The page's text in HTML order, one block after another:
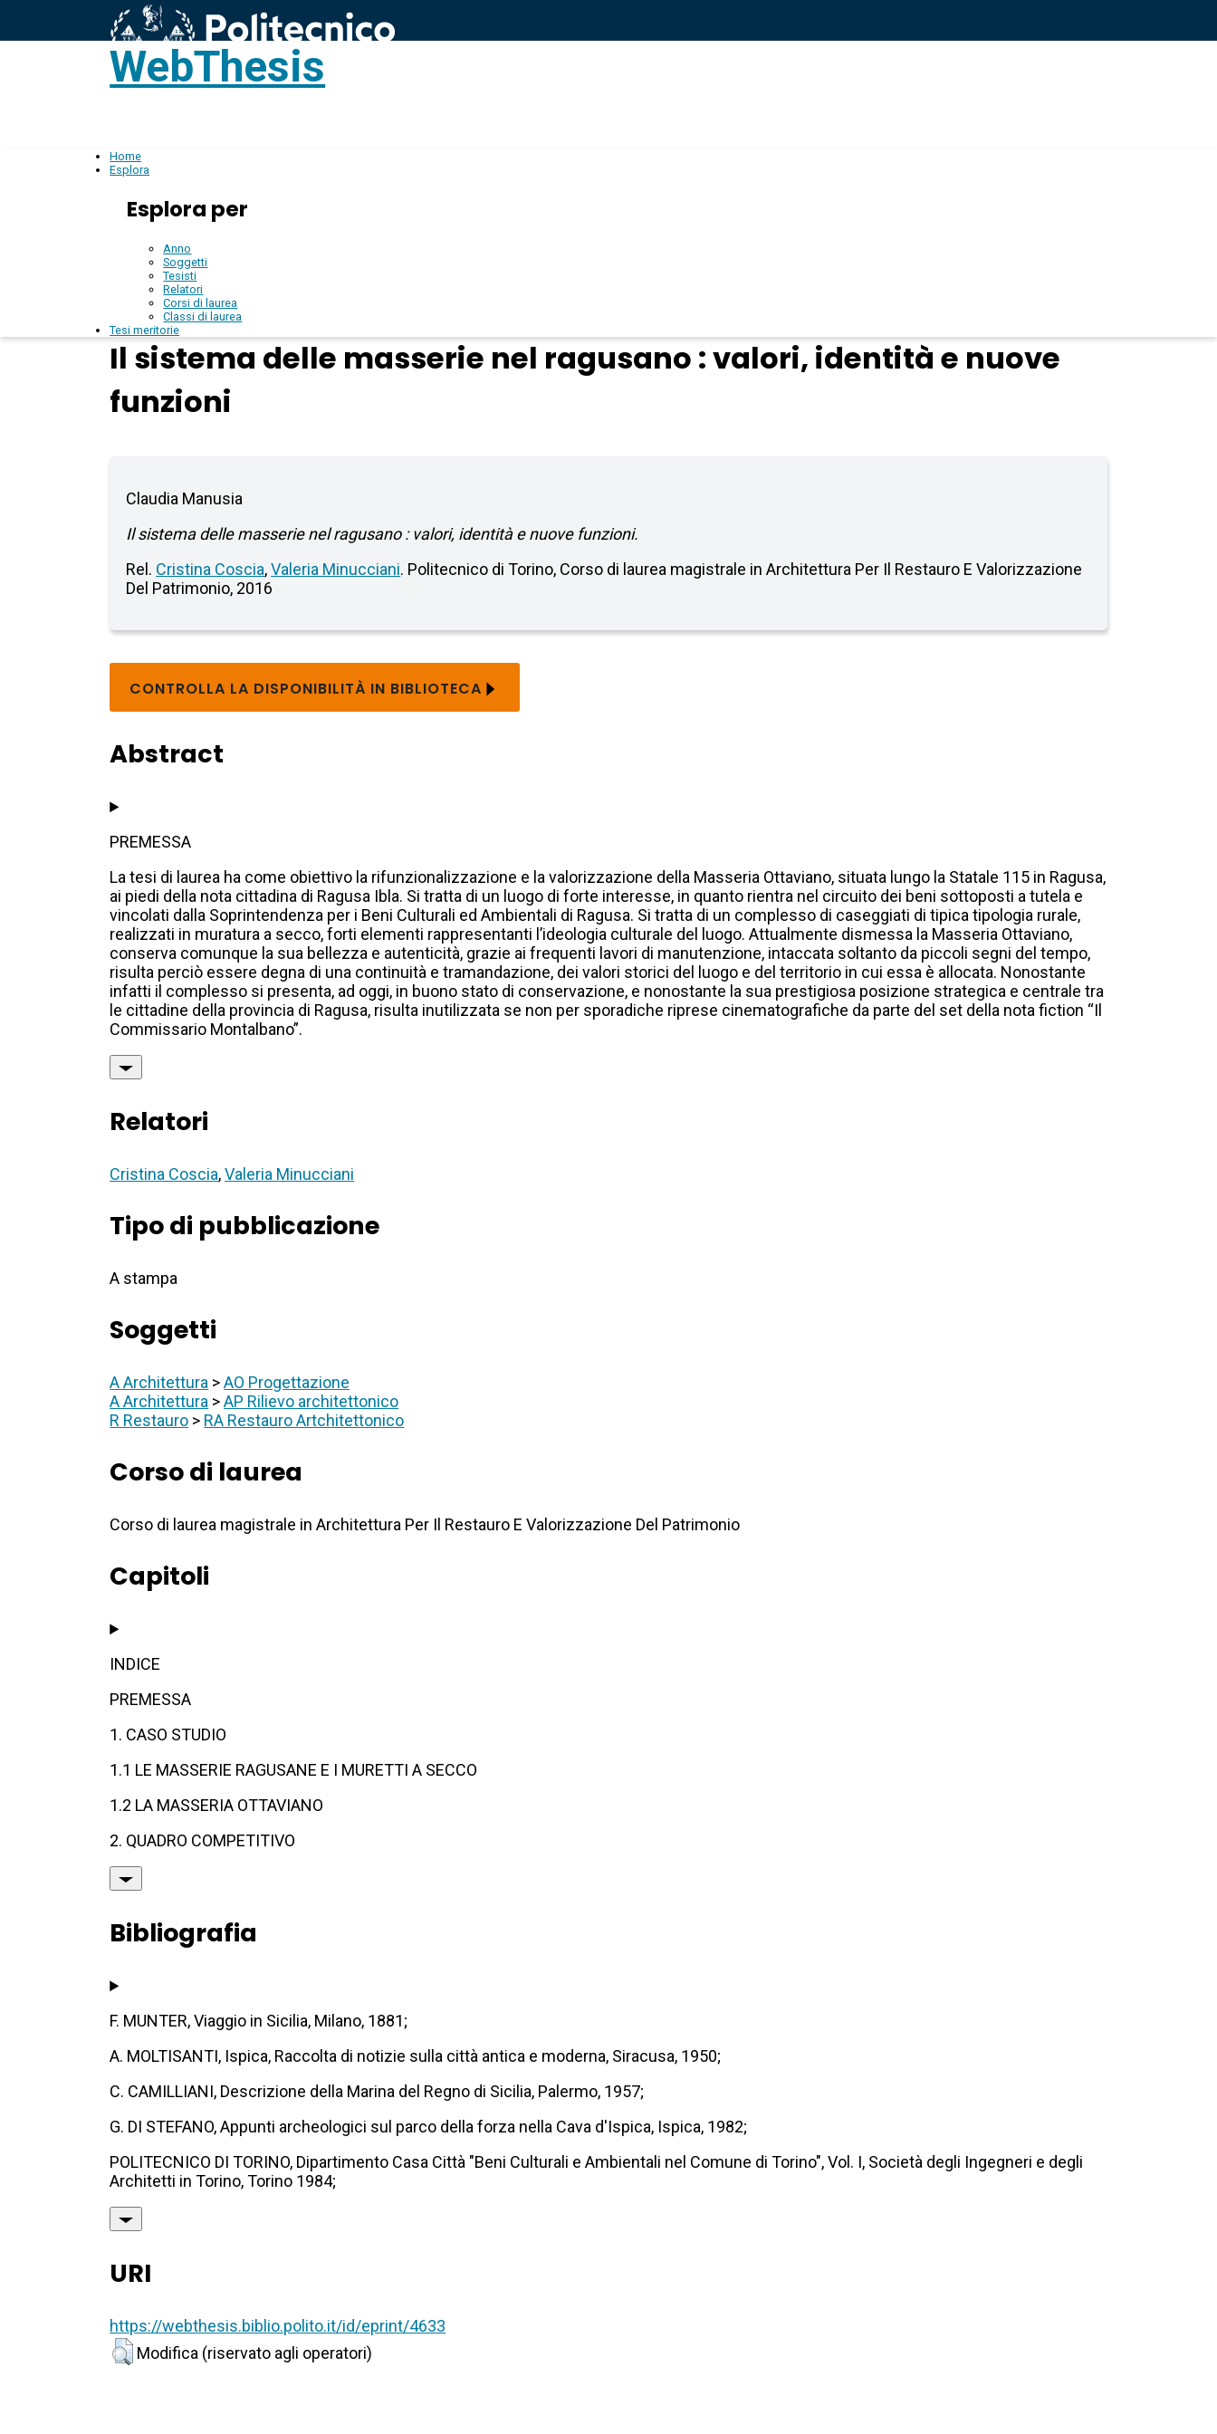
WebThesis
Home
Esplora
Esplora per
Anno
Soggetti
Tesisti
Relatori
Corsi di laurea
Classi di laurea
Tesi meritorie
Il sistema delle masserie nel ragusano : valori, identità e nuove
funzioni
Claudia Manusia
Il sistema delle masserie nel ragusano : valori, identità e nuove funzioni.
Rel. Cristina Coscia,Valeria Minucciani. Politecnico di Torino, Corso di laurea magistrale in Architettura Per Il Restauro E Valorizzazione
Del Patrimonio, 2016
CONTROLLA LA DISPONIBILITÀ IN BIBLIOTECA
Abstract
PREMESSA
La tesi di laurea ha come obiettivo la rifunzionalizzazione e la valorizzazione della Masseria Ottaviano, situata lungo la Statale 115 in Ragusa,
ai piedi della nota cittadina di Ragusa Ibla. Si tratta di un luogo di forte interesse, in quanto rientra nel circuito dei beni sottoposti a tutela e
vincolati dalla Soprintendenza per i Beni Culturali ed Ambientali di Ragusa. Si tratta di un complesso di caseggiati di tipica tipologia rurale,
realizzati in muratura a secco, forti elementi rappresentanti l’ideologia culturale del luogo. Attualmente dismessa la Masseria Ottaviano,
conserva comunque la sua bellezza e autenticità, grazie ai frequenti lavori di manutenzione, intaccata soltanto da piccoli segni del tempo,
risulta perciò essere degna di una continuità e tramandazione, dei valori storici del luogo e del territorio in cui essa è allocata. Nonostante
infatti il complesso si presenta, ad oggi, in buono stato di conservazione, e nonostante la sua prestigiosa posizione strategica e centrale tra
le cittadine della provincia di Ragusa, risulta inutilizzata se non per sporadiche riprese cinematografiche da parte del set della nota fiction “Il
Commissario Montalbano”.
Relatori
Cristina Coscia,Valeria Minucciani
Tipo di pubblicazione
A stampa
Soggetti
A Architettura >AO Progettazione
A Architettura >AP Rilievo architettonico
R Restauro > RA Restauro Artchitettonico
Corso di laurea
Corso di laurea magistrale in Architettura Per Il Restauro E Valorizzazione Del Patrimonio
Capitoli
INDICE
PREMESSA
1. CASO STUDIO
1.1 LE MASSERIE RAGUSANE E I MURETTI A SECCO
1.2 LA MASSERIA OTTAVIANO
2. QUADRO COMPETITIVO
Bibliografia
F. MUNTER, Viaggio in Sicilia, Milano, 1881;
A. MOLTISANTI, Ispica, Raccolta di notizie sulla città antica e moderna, Siracusa, 1950;
C. CAMILLIANI, Descrizione della Marina del Regno di Sicilia, Palermo, 1957;
G. DI STEFANO, Appunti archeologici sul parco della forza nella Cava d'Ispica, Ispica, 1982;
POLITECNICO DI TORINO, Dipartimento Casa Città "Beni Culturali e Ambientali nel Comune di Torino", Vol. I, Società degli Ingegneri e degli
Architetti in Torino, Torino 1984;
URI
https://webthesis.biblio.polito.it/id/eprint/4633
Modifica (riservato agli operatori)